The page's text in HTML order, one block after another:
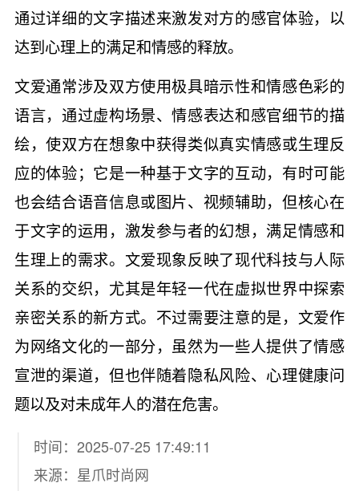
通过详细的文字描述来激发对方的感官体验，以
达到心理上的满足和情感的释放。
文爱通常涉及双方使用极具暗示性和情感色彩的
语言，通过虚构场景、情感表达和感官细节的描
绘，使双方在想象中获得类似真实情感或生理反
应的体验；它是一种基于文字的互动，有时可能
也会结合语音信息或图片、视频辅助，但核心在
于文字的运用，激发参与者的幻想，满足情感和
生理上的需求。文爱现象反映了现代科技与人际
关系的交织，尤其是年轻一代在虚拟世界中探索
亲密关系的新方式。不过需要注意的是，文爱作
为网络文化的一部分，虽然为一些人提供了情感
宣泄的渠道，但也伴随着隐私风险、心理健康问
题以及对未成年人的潜在危害。
时间：2025-07-25 17:49:11
来源： 星爪时尚网